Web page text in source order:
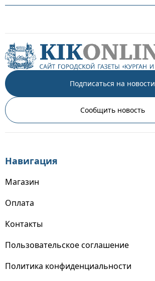
Подписаться на новости
Сообщить новость
Навигация
Магазин
Оплата
Контакты
Пользовательское соглашение
Политика конфиденциальности